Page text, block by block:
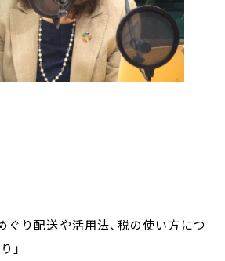
ぐり配送や活用法、税の使い方につ
り取り」